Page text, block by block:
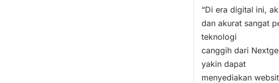
“Di era digital ini,
dan akurat sangat
teknologi
canggih dari
yakin dapat
menyediakan